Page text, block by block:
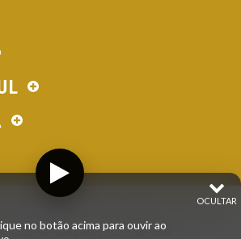
- Rádio Pampa - Rede
Comunicação | RS - Brasil.
OCULTAR
no botão acima para ouvir ao